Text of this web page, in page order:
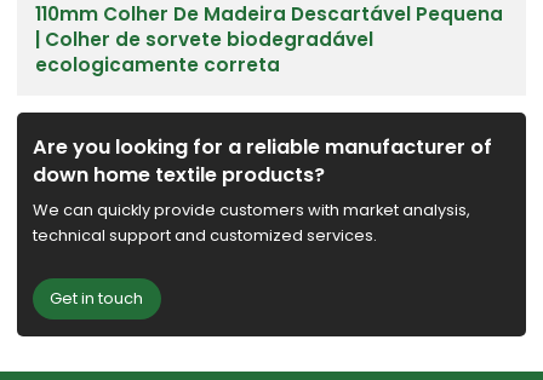
110mm Colher De Madeira Descartável Pequena
| Colher de sorvete biodegradável
ecologicamente correta
Are you looking for a reliable manufacturer of
down home textile products?
We can quickly provide customers with market analysis,
technical support and customized services.
Get in touch